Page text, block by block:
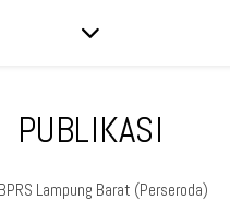
PUBLIKASI
Lampung Barat (Perseroda)